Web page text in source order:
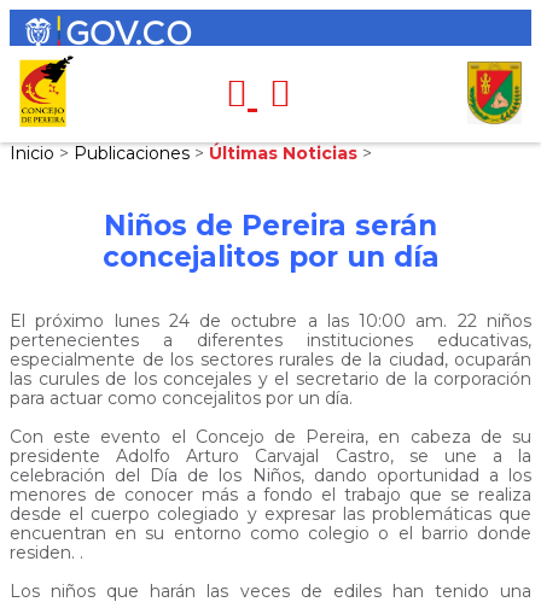
Inicio > Publicaciones > Últimas Noticias >
Niños de Pereira serán
concejalitos por un día
El próximo lunes 24 de octubre a las 10:00 am. 22 niños
pertenecientes a diferentes instituciones educativas,
especialmente de los sectores rurales de la ciudad, ocuparán
las curules de los concejales y el secretario de la corporación
para actuar como concejalitos por un día.
Con este evento el Concejo de Pereira, en cabeza de su
presidente Adolfo Arturo Carvajal Castro, se une a la
celebración del Día de los Niños, dando oportunidad a los
menores de conocer más a fondo el trabajo que se realiza
desde el cuerpo colegiado y expresar las problemáticas que
encuentran en su entorno como colegio o el barrio donde
residen. .
Los niños que harán las veces de ediles han tenido una